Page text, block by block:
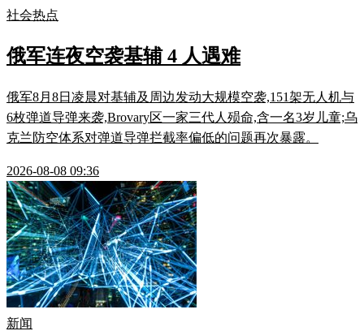
社会热点
俄军连夜空袭基辅 4 人遇难
俄军8月8日凌晨对基辅及周边发动大规模空袭,151架无人机与
6枚弹道导弹来袭,Brovary区一家三代人殒命,含一名3岁儿童;乌
克兰防空体系对弹道导弹拦截率偏低的问题再次暴露。
2026-08-08 09:36
新闻